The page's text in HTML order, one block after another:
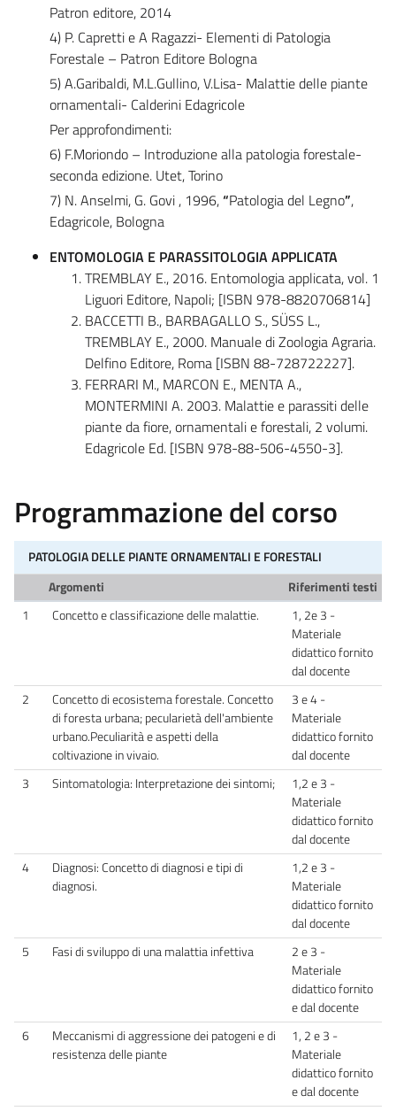
Patron editore, 2014
4) P. Capretti e A Ragazzi- Elementi di Patologia
Forestale – Patron Editore Bologna
5) A.Garibaldi, M.L.Gullino, V.Lisa- Malattie delle piante
ornamentali- Calderini Edagricole
Per approfondimenti:
6) F.Moriondo – Introduzione alla patologia forestale-
seconda edizione. Utet, Torino
7) N. Anselmi, G. Govi , 1996,“Patologia del Legno”,
Edagricole, Bologna
ENTOMOLOGIA E PARASSITOLOGIA APPLICATA
TREMBLAY E., 2016. Entomologia applicata, vol. 1
Liguori Editore, Napoli; [ISBN 978-8820706814]
BACCETTI B., BARBAGALLO S., SÜSS L.,
TREMBLAY E., 2000. Manuale di Zoologia Agraria.
Delfino Editore, Roma [ISBN 88-728722227].
FERRARI M., MARCON E., MENTA A.,
MONTERMINI A. 2003. Malattie e parassiti delle
piante da fiore, ornamentali e forestali, 2 volumi.
Edagricole Ed. [ISBN 978-88-506-4550-3].
Programmazione del corso
PATOLOGIA DELLE PIANTE ORNAMENTALI E FORESTALI
Argomenti
Riferimenti testi
1
Concetto e classificazione delle malattie.
1, 2e 3 -
Materiale
didattico fornito
dal docente
2
Concetto di ecosistema forestale. Concetto
di foresta urbana; pecularietà dell'ambiente
urbano.Peculiarità e aspetti della
coltivazione in vivaio.
3 e 4 -
Materiale
didattico fornito
dal docente
3
Sintomatologia: Interpretazione dei sintomi;
1,2 e 3 -
Materiale
didattico fornito
dal docente
4
Diagnosi: Concetto di diagnosi e tipi di
diagnosi.
1,2 e 3 -
Materiale
didattico fornito
dal docente
5
Fasi di sviluppo di una malattia infettiva
2 e 3 -
Materiale
didattico fornito
e dal docente
6
Meccanismi di aggressione dei patogeni e di
resistenza delle piante
1, 2 e 3 -
Materiale
didattico fornito
e dal docente